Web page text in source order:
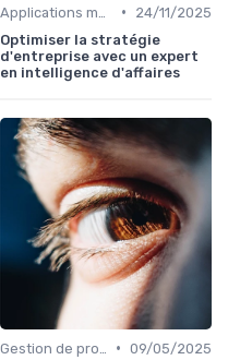
•
24/11/2025
Optimiser la stratégie
d'entreprise avec un expert
en intelligence d'affaires
• 09/05/2025